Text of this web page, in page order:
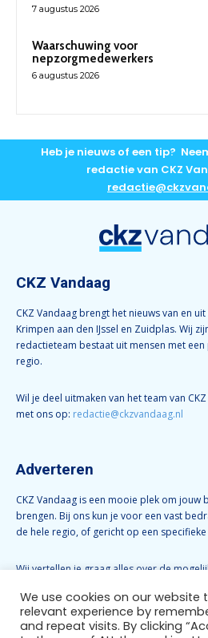
7 augustus 2026
Waarschuwing voor
nepzorgmedewerkers
6 augustus 2026
Heb je nieuws of een tip?
redactie van CKZ
CKZ Vandaag
CKZ Vandaag brengt het nieuws van en
Krimpen aan den IJssel en Zuidplas. Wij
redactieteam bestaat uit mensen met
regio.
Wil je deel uitmaken van het team van
met ons op: redactie@ckzvandaag.nl
Adverteren
CKZ Vandaag is een mooie plek om
brengen. Bij ons kun je voor een vast
de hele regio, of gericht op een
Wij vertellen je graag alles over de
We use cookies on our website
relevant experience by
and repeat visits. By clicking